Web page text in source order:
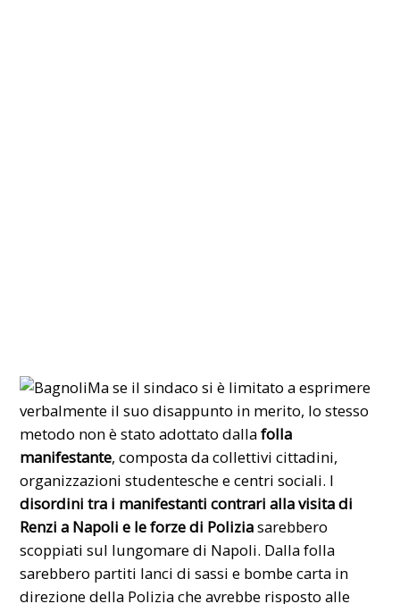
Ma se il sindaco si è limitato a esprimere
verbalmente il suo disappunto in merito, lo stesso
metodo non è stato adottato dallafolla
manifestante, composta da collettivi cittadini,
organizzazioni studentesche e centri sociali. I
disordini tra i manifestanti contrari alla visita di
Renzi a Napoli e le forze di Poliziasarebbero
scoppiati sul lungomare di Napoli. Dalla folla
sarebbero partiti lanci di sassi e bombe carta in
direzione della Polizia che avrebbe risposto alle